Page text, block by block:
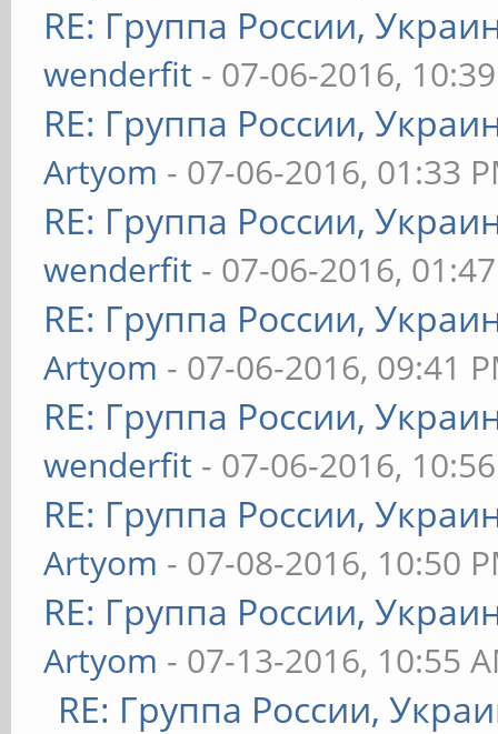
RE: Группа России,
wenderfit - 07-06-2016,
RE: Группа России,
Artyom - 07-06-2016, 01:33
RE: Группа России,
wenderfit - 07-06-2016,
RE: Группа России,
Artyom - 07-06-2016, 09:41
RE: Группа России,
wenderfit - 07-06-2016,
RE: Группа России,
Artyom - 07-08-2016, 10:50
RE: Группа России,
Artyom - 07-13-2016, 10:55
RE: Группа России,